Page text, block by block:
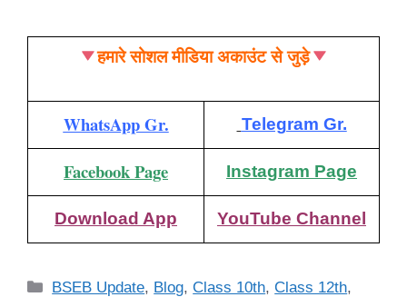
हमारे सोशल मीडिया अकाउंट से जुड़े
WhatsApp Gr. Telegram Gr.
Facebook Page Instagram Page
Download App YouTube Channel
Categories
BSEB Update, Blog,Class 10th,Class 12th,